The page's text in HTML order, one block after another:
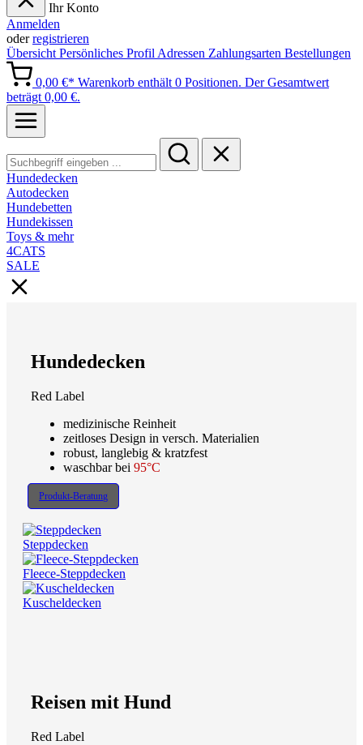
Ihr Konto
Anmelden
oderregistrieren
Übersicht Persönliches Profil Adressen Zahlungsarten Bestellungen
0,00 €* Warenkorb enthält 0 Positionen. Der Gesamtwert
beträgt 0,00 €.
Hundedecken
Autodecken
Hundebetten
Hundekissen
Toys & mehr
4CATS
SALE
Hundedecken
Red Label
medizinische Reinheit
zeitloses Design in versch. Materialien
robust, langlebig & kratzfest
waschbar bei 95°C
Produkt-Beratung
Steppdecken
Fleece-Steppdecken
Kuscheldecken
Reisen mit Hund
Red Label